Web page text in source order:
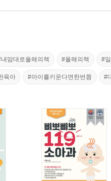
맘대로올해의책 #올해의책 #
육아 #아이를키운다면한번쯤 #